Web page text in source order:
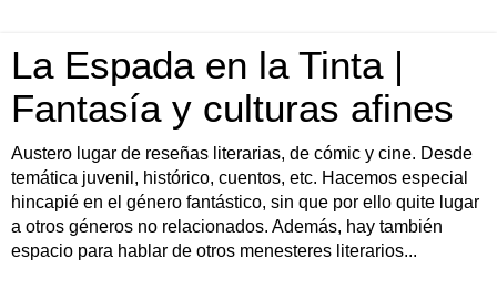
La Espada en la Tinta |
Fantasía y culturas afines
Austero lugar de reseñas literarias, de cómic y cine. Desde
temática juvenil, histórico, cuentos, etc. Hacemos especial
hincapié en el género fantástico, sin que por ello quite lugar
a otros géneros no relacionados. Además, hay también
espacio para hablar de otros menesteres literarios...